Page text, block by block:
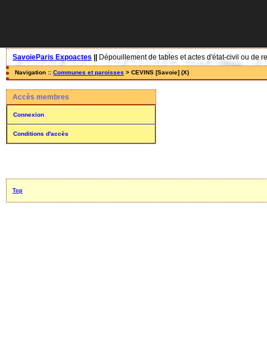
SavoieParis Expoactes Dépouillement de tables et actes d'état-civil ou de
Navigation :: Communes et paroisses > CEVINS [Savoie] (X)
Accès membres
Connexion
Conditions d'accès
Top